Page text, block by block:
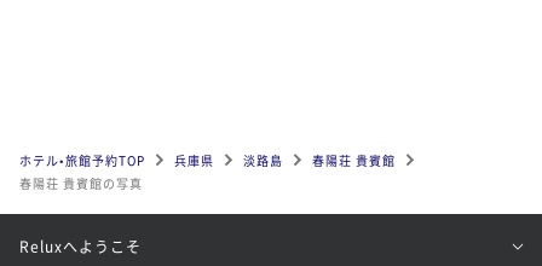
ホテル•旅館予約TOP 兵庫県 淡路島
春陽荘 貴賓館
春陽荘 貴賓館の写真
Reluxへようこそ